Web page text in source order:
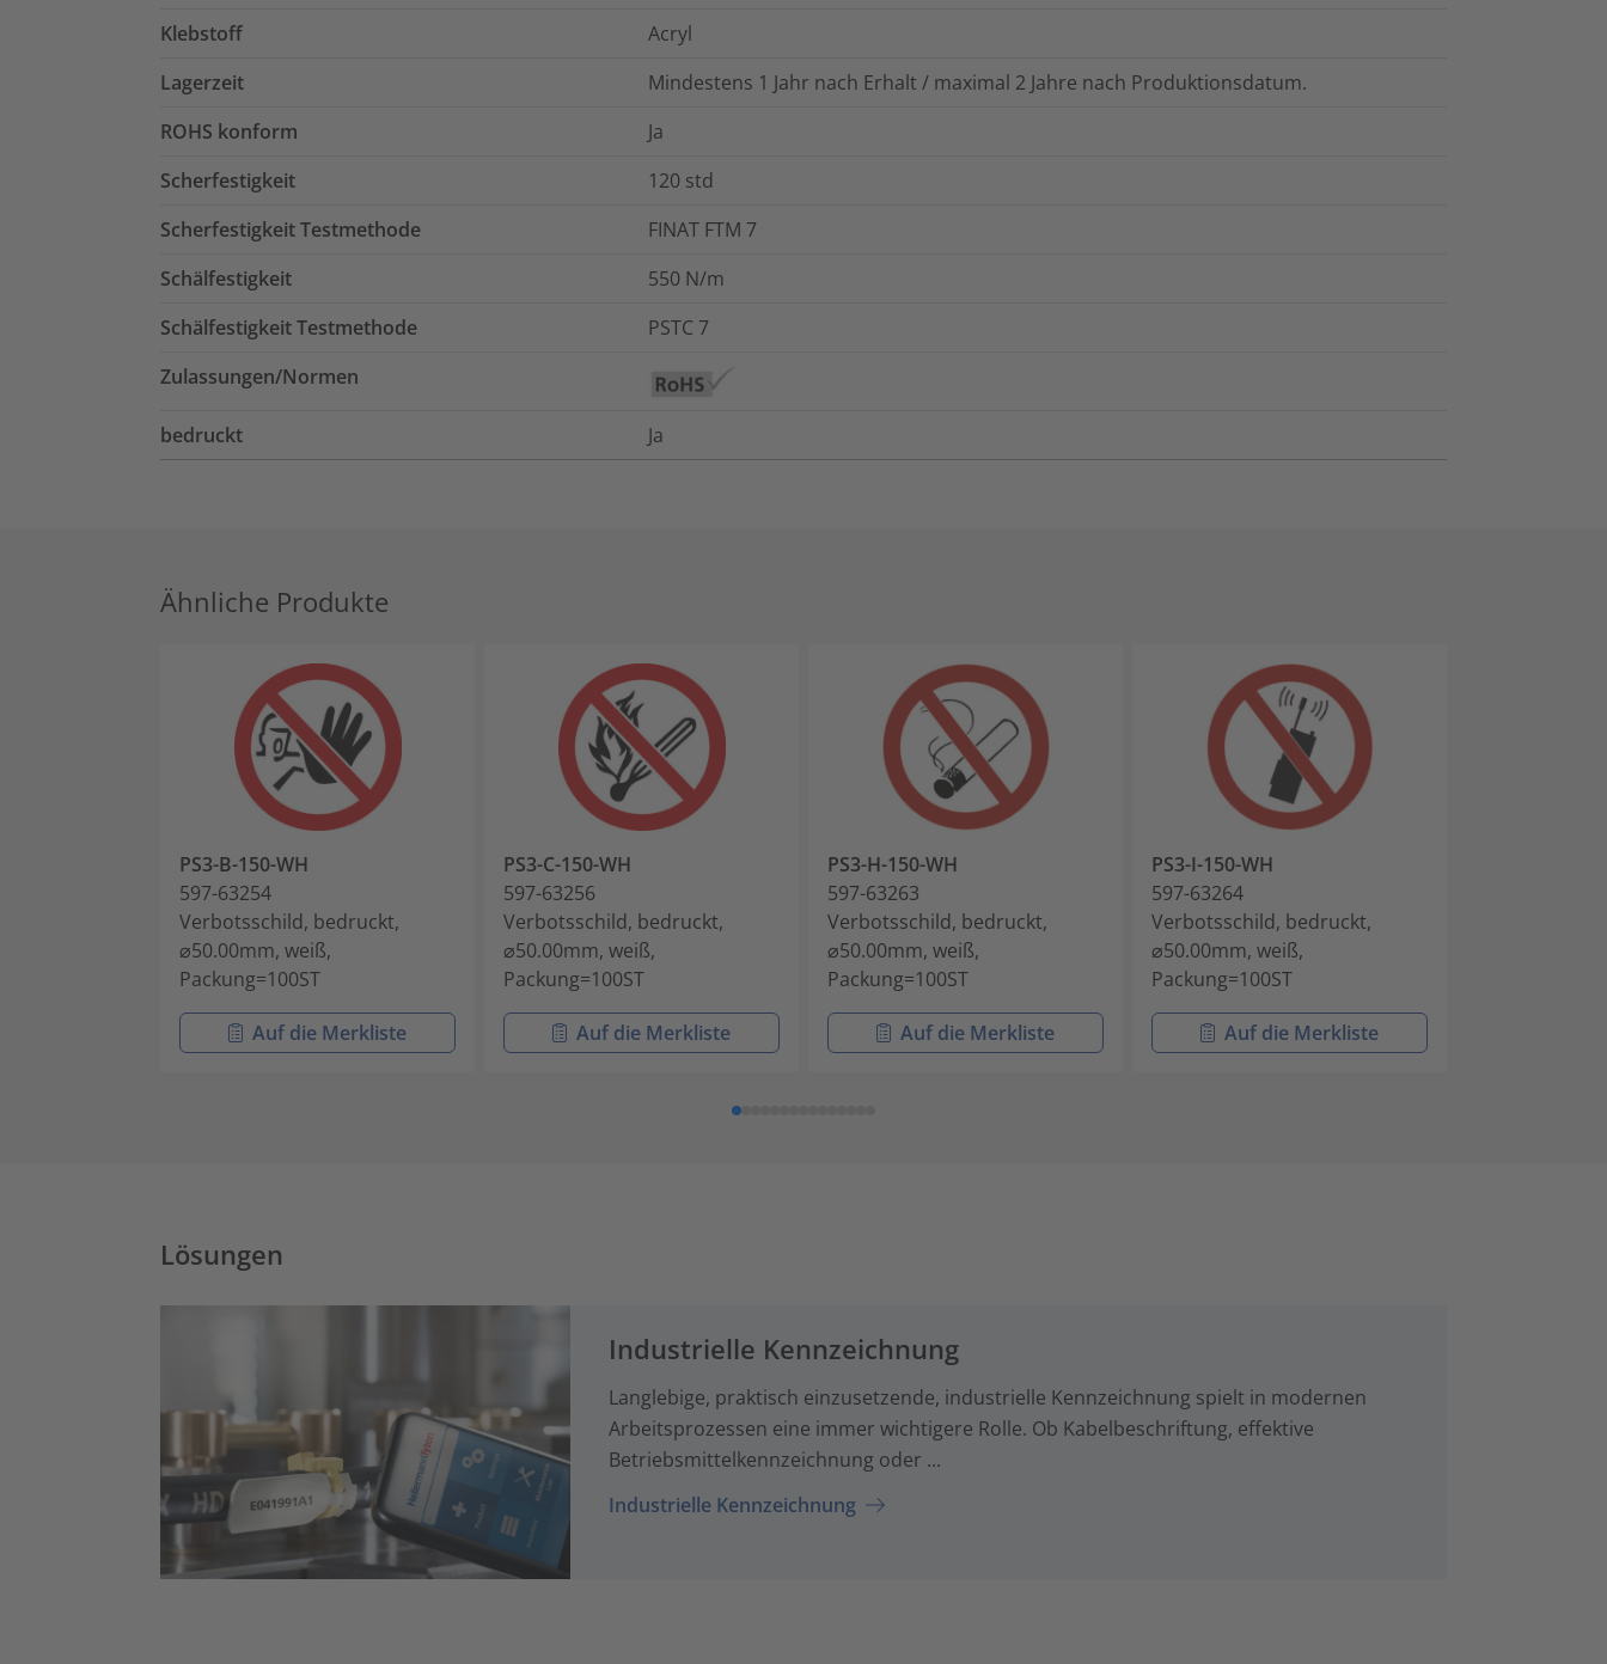
Klebstoff
Acryl
Lagerzeit
Mindestens 1 Jahr nach Erhalt / maximal 2 Jahre nach Produktionsdatum.
ROHS konform
Ja
Scherfestigkeit
120 std
Scherfestigkeit Testmethode
FINAT FTM 7
Schälfestigkeit
550 N/m
Schälfestigkeit Testmethode
PSTC 7
Zulassungen/Normen
bedruckt Ja
Ähnliche Produkte
PS3-B-150-WH
597-63254
Verbotsschild, bedruckt,
⌀50.00mm, weiß,
Packung=100ST
Auf die Merkliste
PS3-C-150-WH
597-63256
Verbotsschild, bedruckt,
⌀50.00mm, weiß,
Packung=100ST
Auf die Merkliste
PS3-H-150-WH
597-63263
Verbotsschild, bedruckt,
⌀50.00mm, weiß,
Packung=100ST
Auf die Merkliste
PS3-I-150-WH
597-63264
Verbotsschild, bedruckt,
⌀50.00mm, weiß,
Packung=100ST
Auf die Merkliste
Lösungen
Industrielle Kennzeichnung
Langlebige, praktisch einzusetzende, industrielle Kennzeichnung spielt in modernen
Arbeitsprozessen eine immer wichtigere Rolle. Ob Kabelbeschriftung, effektive
Betriebsmittelkennzeichnung oder ...
Industrielle Kennzeichnung